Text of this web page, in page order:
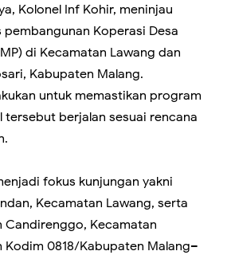
Kolonel Inf Kohir, meninjau
Koperasi Desa
di Kecamatan Lawang dan
Kabupaten Malang.
untuk memastikan program
berjalan sesuai rencana
fokus kunjungan yakni
Kecamatan Lawang, serta
Candirenggo, Kecamatan
Kodim 0818/Kabupaten Malang–